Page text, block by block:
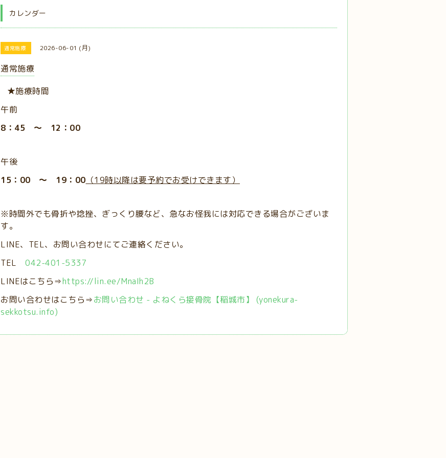
カレンダー
通常施療 2026-06-01 (月)
通常施療
★施療時間
午前
8：45 ～ 12：00
午後
15：00 ～ 19：00 （19時以降は要予約でお受けできます）
※時間外でも骨折や捻挫、ぎっくり腰など、急なお怪我には対応できる場合がございま
す。
LINE、TEL、お問い合わせにてご連絡ください。
TEL 042-401-5337
LINEはこちら⇒https://lin.ee/MnaIh2B
お問い合わせはこちら⇒お問い合わせ - よねくら接骨院【稲城市】 (yonekura-
sekkotsu.info)